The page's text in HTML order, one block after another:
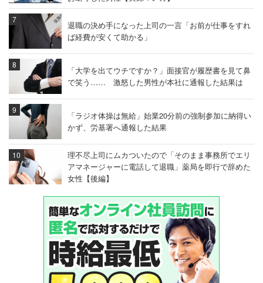
退職の決め手になった上司の一言「お前が仕事をすれ
ば経費が安くて助かる」
「大学を出てウチですか？」面接官が履歴書を見て鼻
で笑う…… 激怒した男性が本社に通報した結果は
「ラジオ体操は無給」始業20分前の強制参加に納得い
かず、労基署へ通報した結果
理不尽上司にムカついたので「そのまま事務所でエリ
アマネージャーに電話して退職」薬局を即行で辞めた
女性【後編】